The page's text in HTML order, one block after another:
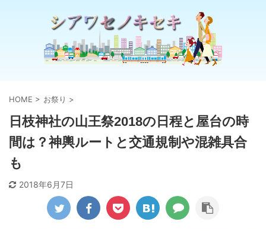
HOME > お祭り >
日枝神社の山王祭2018の日程と屋台の時
間は？神輿ルートと交通規制や混雑具合
も
2018年6月7日